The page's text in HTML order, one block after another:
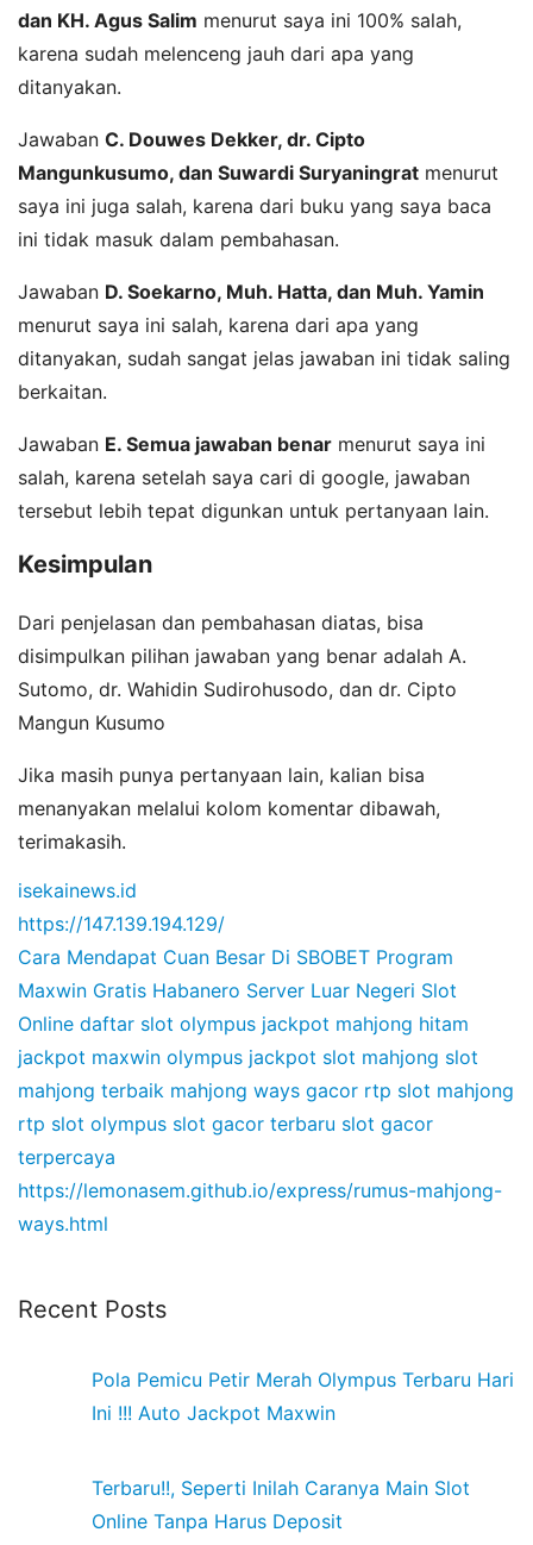
dan KH. Agus Salim menurut saya ini 100% salah,
karena sudah melenceng jauh dari apa yang
ditanyakan.
Jawaban C. Douwes Dekker, dr. Cipto
Mangunkusumo, dan Suwardi Suryaningrat menurut
saya ini juga salah, karena dari buku yang saya baca
ini tidak masuk dalam pembahasan.
Jawaban D. Soekarno, Muh. Hatta, dan Muh. Yamin
menurut saya ini salah, karena dari apa yang
ditanyakan, sudah sangat jelas jawaban ini tidak saling
berkaitan.
Jawaban E. Semua jawaban benar menurut saya ini
salah, karena setelah saya cari di google, jawaban
tersebut lebih tepat digunkan untuk pertanyaan lain.
Kesimpulan
Dari penjelasan dan pembahasan diatas, bisa
disimpulkan pilihan jawaban yang benar adalah A.
Sutomo, dr. Wahidin Sudirohusodo, dan dr. Cipto
Mangun Kusumo
Jika masih punya pertanyaan lain, kalian bisa
menanyakan melalui kolom komentar dibawah,
terimakasih.
isekainews.id
https://147.139.194.129/
Cara Mendapat Cuan Besar Di SBOBET Program
Maxwin Gratis Habanero Server Luar Negeri Slot
Online daftar slot olympus jackpot mahjong hitam
jackpot maxwin olympus jackpot slot mahjong slot
mahjong terbaik mahjong ways gacor rtp slot mahjong
rtp slot olympus slot gacor terbaru slot gacor
terpercaya
https://lemonasem.github.io/express/rumus-mahjong-
ways.html
Recent Posts
Pola Pemicu Petir Merah Olympus Terbaru Hari
Ini !!! Auto Jackpot Maxwin
Terbaru!!, Seperti Inilah Caranya Main Slot
Online Tanpa Harus Deposit